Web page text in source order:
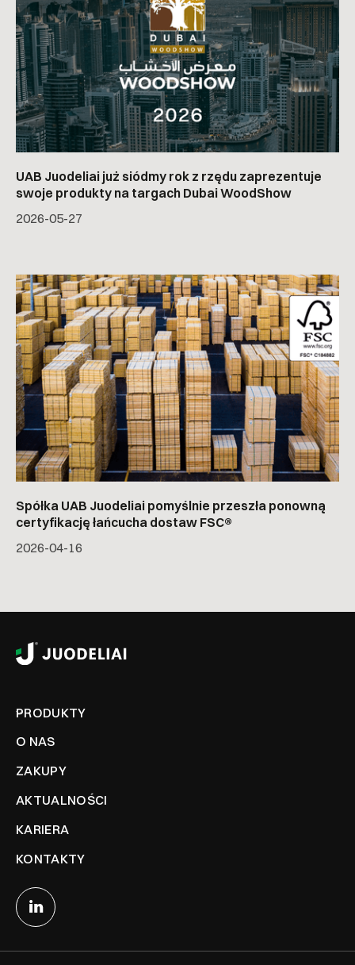
UAB Juodeliai już siódmy rok z rzędu zaprezentuje
swoje produkty na targach Dubai WoodShow
2026-05-27
Spółka UAB Juodeliai pomyślnie przeszła ponowną
certyfikację łańcucha dostaw FSC®
2026-04-16
PRODUKTY
O NAS
ZAKUPY
AKTUALNOŚCI
KARIERA
KONTAKTY